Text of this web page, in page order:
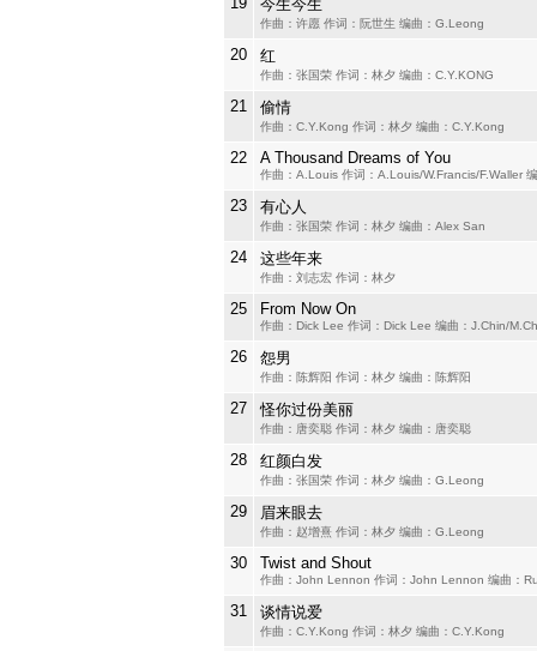
今生今生
作曲：许愿 作词：阮世生 编曲：G.Leong
20 红
作曲：张国荣 作词：林夕 编曲：C.Y.KONG
21 偷情
作曲：C.Y.Kong 作词：林夕 编曲：C.Y.Kong
22 A Thousand Dreams of You
作曲：A.Louis 作词：A.Louis/W.Francis/F.Waller
23 有心人
作曲：张国荣 作词：林夕 编曲：Alex San
24 这些年来
作曲：刘志宏 作词：林夕
25 From Now On
作曲：Dick Lee 作词：Dick Lee 编曲：J.Chin/
26 怨男
作曲：陈辉阳 作词：林夕 编曲：陈辉阳
27 怪你过份美丽
作曲：唐奕聪 作词：林夕 编曲：唐奕聪
28 红颜白发
作曲：张国荣 作词：林夕 编曲：G.Leong
29 眉来眼去
作曲：赵增熹 作词：林夕 编曲：G.Leong
30 Twist and Shout
作曲：John Lennon 作词：John Lennon 编曲：
31 谈情说爱
作曲：C.Y.Kong 作词：林夕 编曲：C.Y.Kong